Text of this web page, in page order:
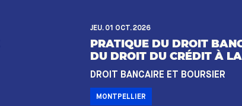
JEU. 01 OCT. 2026
PRATIQUE DU DROIT
DU DROIT DU CRÉDIT À
DROIT BANCAIRE ET BOURSIER
MONTPELLIER